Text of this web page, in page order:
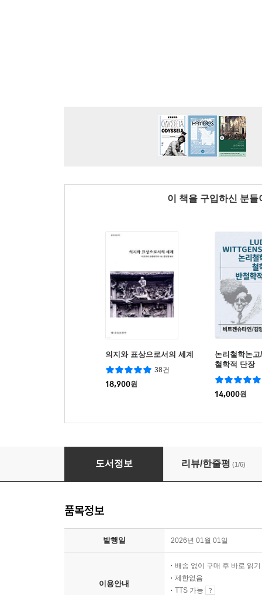
이 책을 구입하신 분
의지와 표상으로서의 세계
38건
18,900원
논리철학논
철학적 단장
14,000원
존재와 시간
도서정보 리뷰/한줄평 (1/6)
품목정보
발행일 2026년 01월 01일
이용안내
배송 없이 구매 후 바로 읽기
제한없음
TTS 가능